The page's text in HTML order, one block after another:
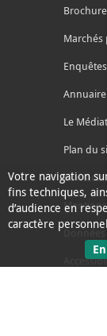
Votre navigation
fins techniques,
d’audience en
caractère personnel.
Marchés
Annuaire
Le
Plan du